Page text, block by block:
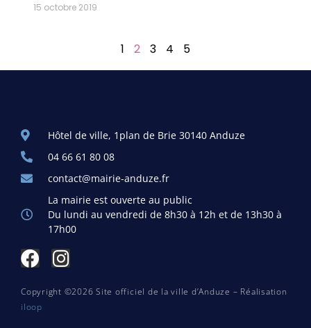
15 octobre 2019
1 2 3 4 5
Hôtel de ville, 1plan de Brie 30140 Anduze
04 66 61 80 08
contact@mairie-anduze.fr
La mairie est ouverte au public
Du lundi au vendredi de 8h30 à 12h et de 13h30 à
17h00
Copyright ©2026 Site officiel de la ville d’Anduze – Réalisation
iloop